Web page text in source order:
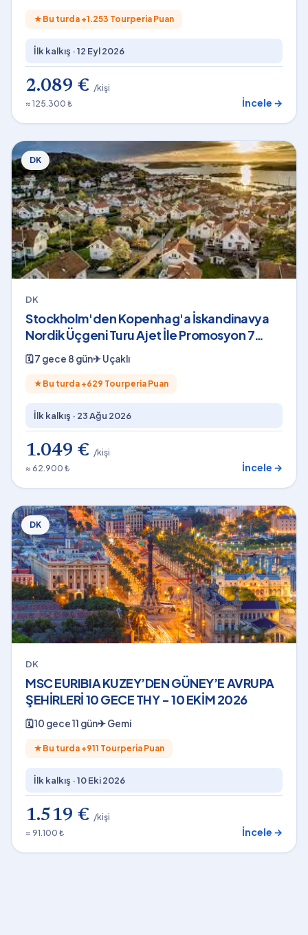
★ Bu turda +1.253 Tourperia Puan
İlk kalkış ·12 Eyl 2026
2.089 € /kişi
≈ 125.300 ₺
İncele →
DK
DK
Stockholm'den Kopenhag'a İskandinavya
Nordik Üçgeni Turu Ajet İle Promosyon 7
Gece 8 Gün 2026
🗓7 gece 8 gün✈Uçaklı
★ Bu turda +629 Tourperia Puan
İlk kalkış · 23 Ağu 2026
1.049 € /kişi
≈ 62.900 ₺
İncele →
DK
DK
MSC EURIBIA KUZEY’DEN GÜNEY’E AVRUPA
ŞEHİRLERİ 10 GECE THY - 10 EKİM 2026
🗓10 gece 11 gün✈Gemi
★ Bu turda +911 Tourperia Puan
İlk kalkış ·10 Eki 2026
1.519 € /kişi
≈ 91.100 ₺
İncele →